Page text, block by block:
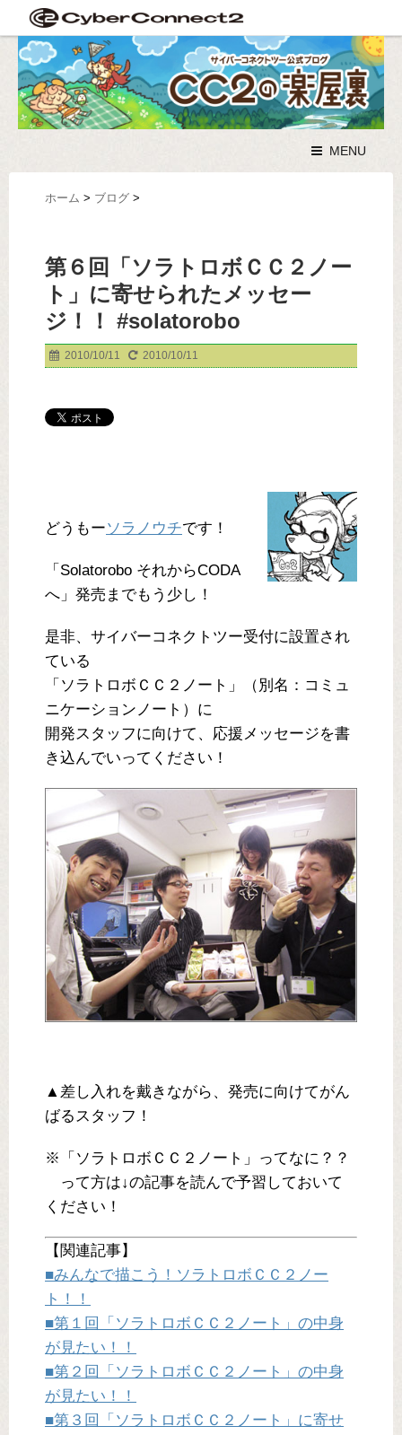
MENU
ホーム > ブログ >
第６回「ソラトロボＣＣ２ノー
ト」に寄せられたメッセー
ジ！！ #solatorobo
2010/10/11 2010/10/11
どうもーソラノウチです！
「Solatorobo それからCODA
へ」発売までもう少し！
是非、サイバーコネクトツー受付に設置され
ている
「ソラトロボＣＣ２ノート」（別名：コミュ
ニケーションノート）に
開発スタッフに向けて、応援メッセージを書
き込んでいってください！
▲差し入れを戴きながら、発売に向けてがん
ばるスタッフ！
※「ソラトロボＣＣ２ノート」ってなに？？
って方は↓の記事を読んで予習しておいて
ください！
【関連記事】
■みんなで描こう！ソラトロボＣＣ２ノー
ト！！
■第１回「ソラトロボＣＣ２ノート」の中身
が見たい！！
■第２回「ソラトロボＣＣ２ノート」の中身
が見たい！！
■第３回「ソラトロボＣＣ２ノート」に寄せ